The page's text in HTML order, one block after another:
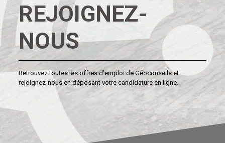
REJOIGNEZ-
NOUS
Retrouvez toutes les offres d’emploi de Géoconseils et
rejoignez-nous en déposant votre candidature en ligne.